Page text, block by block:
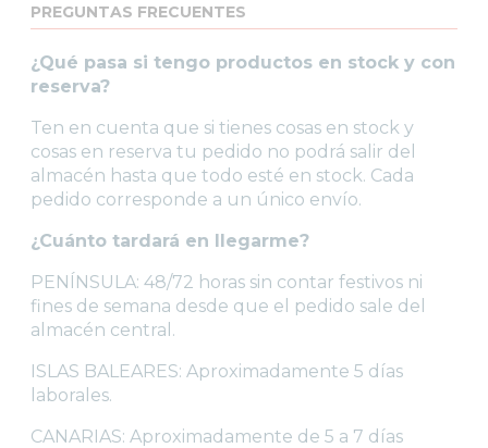
PREGUNTAS FRECUENTES
¿Qué pasa si tengo productos en stock y con
reserva?
Ten en cuenta que si tienes cosas en stock y
cosas en reserva tu pedido no podrá salir del
almacén hasta que todo esté en stock. Cada
pedido corresponde a un único envío.
¿Cuánto tardará en llegarme?
PENÍNSULA: 48/72 horas sin contar festivos ni
fines de semana desde que el pedido sale del
almacén central.
ISLAS BALEARES: Aproximadamente 5 días
laborales.
CANARIAS: Aproximadamente de 5 a 7 días